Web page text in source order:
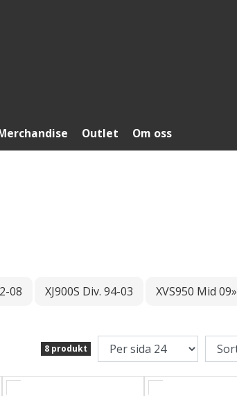
Outlet Om oss
08 XJ900S Div. 94-03 XVS950 Mid 09»
8 produkt